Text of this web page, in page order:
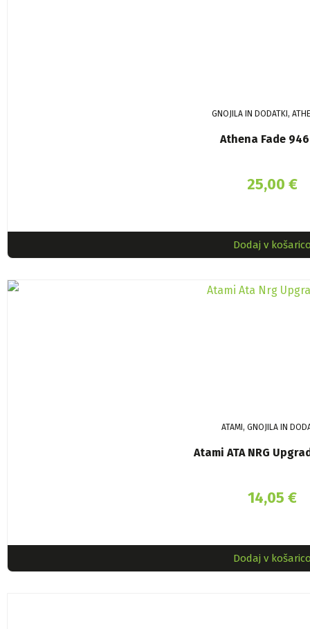
GNOJILA IN DODATKI,
Athena Fade
25,00 €
Dodaj v
ATAMI, GNOJILA IN
Atami ATA NRG
14,05 €
Dodaj v